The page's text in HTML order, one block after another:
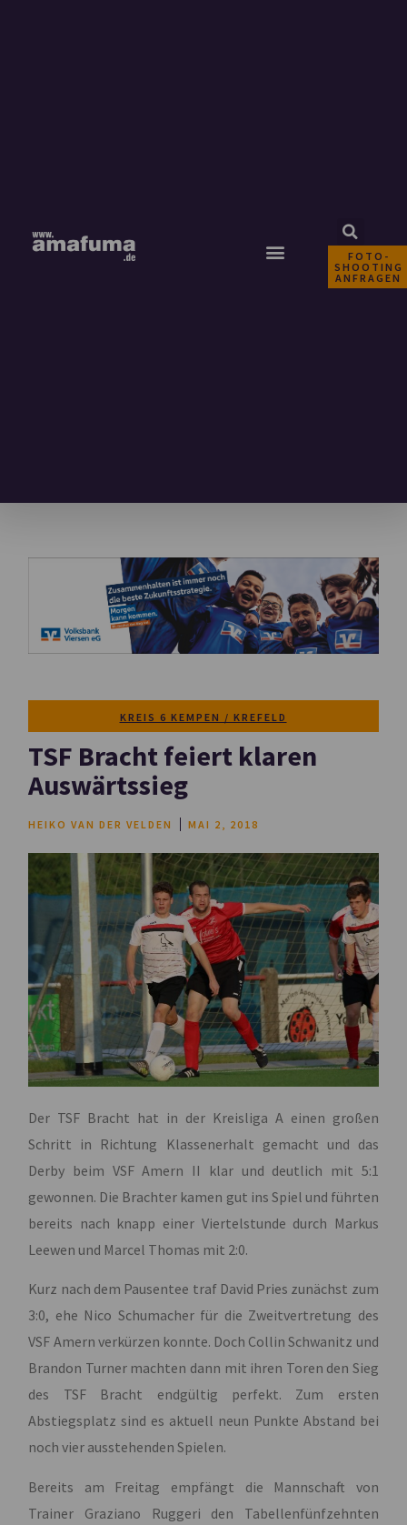
FOTO-
SHOOTING
ANFRAGEN
KREIS 6 KEMPEN / KREFELD
TSF Bracht feiert klaren
Auswärtssieg
HEIKO VAN DER VELDEN MAI 2, 2018
Der TSF Bracht hat in der Kreisliga A einen großen
Schritt in Richtung Klassenerhalt gemacht und das
Derby beim VSF Amern II klar und deutlich mit 5:1
gewonnen. Die Brachter kamen gut ins Spiel und führten
bereits nach knapp einer Viertelstunde durch Markus
Leewen und Marcel Thomas mit 2:0.
Kurz nach dem Pausentee traf David Pries zunächst zum
3:0, ehe Nico Schumacher für die Zweitvertretung des
VSF Amern verkürzen konnte. Doch Collin Schwanitz und
Brandon Turner machten dann mit ihren Toren den Sieg
des TSF Bracht endgültig perfekt. Zum ersten
Abstiegsplatz sind es aktuell neun Punkte Abstand bei
noch vier ausstehenden Spielen.
Bereits am Freitag empfängt die Mannschaft von
Trainer Graziano Ruggeri den Tabellenfünfzehnten